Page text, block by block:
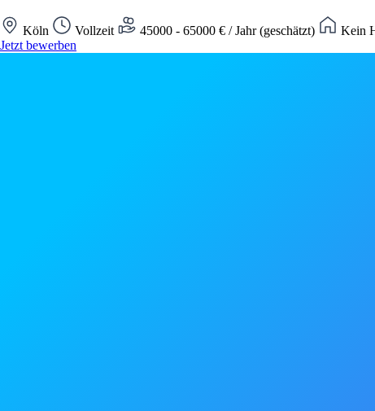
Köln Vollzeit 45000 - 65000 € / Jahr (geschätzt)
Kein
Jetzt bewerben